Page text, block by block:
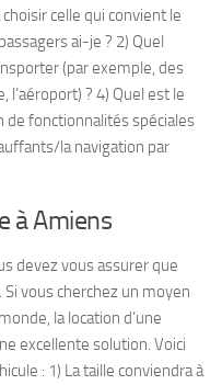
celle qui convient le
ai-je ? 2) Quel
(par exemple, des
l’aéroport) ? 4) Quel est le
de fonctionnalités spéciales
la navigation par
à Amiens
devez vous assurer que
vous cherchez un moyen
la location d’une
excellente solution. Voici
: 1) La taille conviendra à